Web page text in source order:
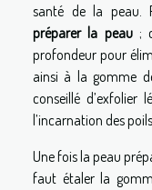
santé de la peau.
préparer la peau;
profondeur pour
ainsi à la gomme
conseillé d’exfolier
l’incarnation des
Une fois la peau
faut étaler la